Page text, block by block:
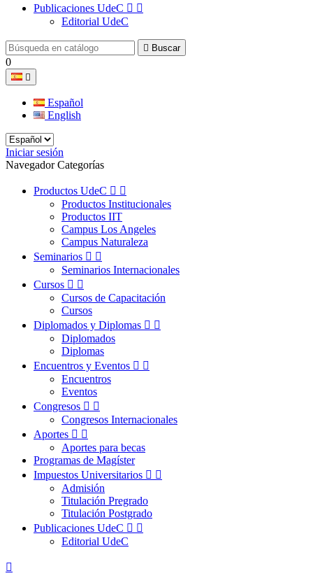
Publicaciones UdeC  
Editorial UdeC
 Buscar
0

Español
English
Iniciar sesión
Navegador Categorías
Productos UdeC  
Productos Institucionales
Productos IIT
Campus Los Angeles
Campus Naturaleza
Seminarios  
Seminarios Internacionales
Cursos  
Cursos de Capacitación
Cursos
Diplomados y Diplomas  
Diplomados
Diplomas
Encuentros y Eventos  
Encuentros
Eventos
Congresos  
Congresos Internacionales
Aportes  
Aportes para becas
Programas de Magíster
Impuestos Universitarios  
Admisión
Titulación Pregrado
Titulación Postgrado
Publicaciones UdeC  
Editorial UdeC
